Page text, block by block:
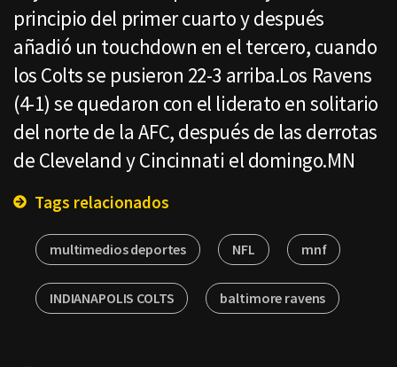
principio del primer cuarto y después
añadió un touchdown en el tercero, cuando
los Colts se pusieron 22-3 arriba.Los Ravens
(4-1) se quedaron con el liderato en solitario
del norte de la AFC, después de las derrotas
de Cleveland y Cincinnati el domingo.MN
Tags relacionados
multimedios deportes NFL mnf
INDIANAPOLIS COLTS baltimore ravens